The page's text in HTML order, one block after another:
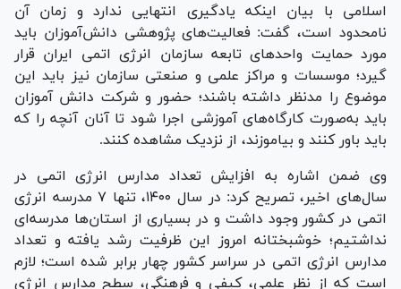
اسلامی با بیان اینکه یادگیری انتهایی ندارد و زمان آن
نامحدود است، گفت: فعالیت‌های پژوهشی دانش‌آموزان باید
مورد حمایت واحد‌های تابعه سازمان انرژی اتمی ایران قرار
گیرد؛ موسسات و مراکز علمی و صنعتی سازمان نیز باید این
موضوع را مدنظر داشته باشند؛ حضور و شرکت دانش آموزان
باید به‌صورت کارگاه‌های آموزشی اجرا شود تا آنان آنچه را که
باید باور کنند و بیاموزند، از نزدیک مشاهده کنند.
وی ضمن اشاره به افزایش تعداد مدارس انرژی اتمی در
سال‌های اخیر، تصریح کرد: در سال ۱۴۰۰، تنها ۷ مدرسه انرژی
اتمی در کشور وجود داشت و در بسیاری از استان‌ها مدرسه‌ای
نداشتیم؛ خوشبختانه امروز این ظرفیت رشد یافته و تعداد
مدارس انرژی اتمی در سراسر کشور چهار برابر شده است؛ لازم
است که از نظر علمی، کیفی و فرهنگی، سطح مدارس انرژی